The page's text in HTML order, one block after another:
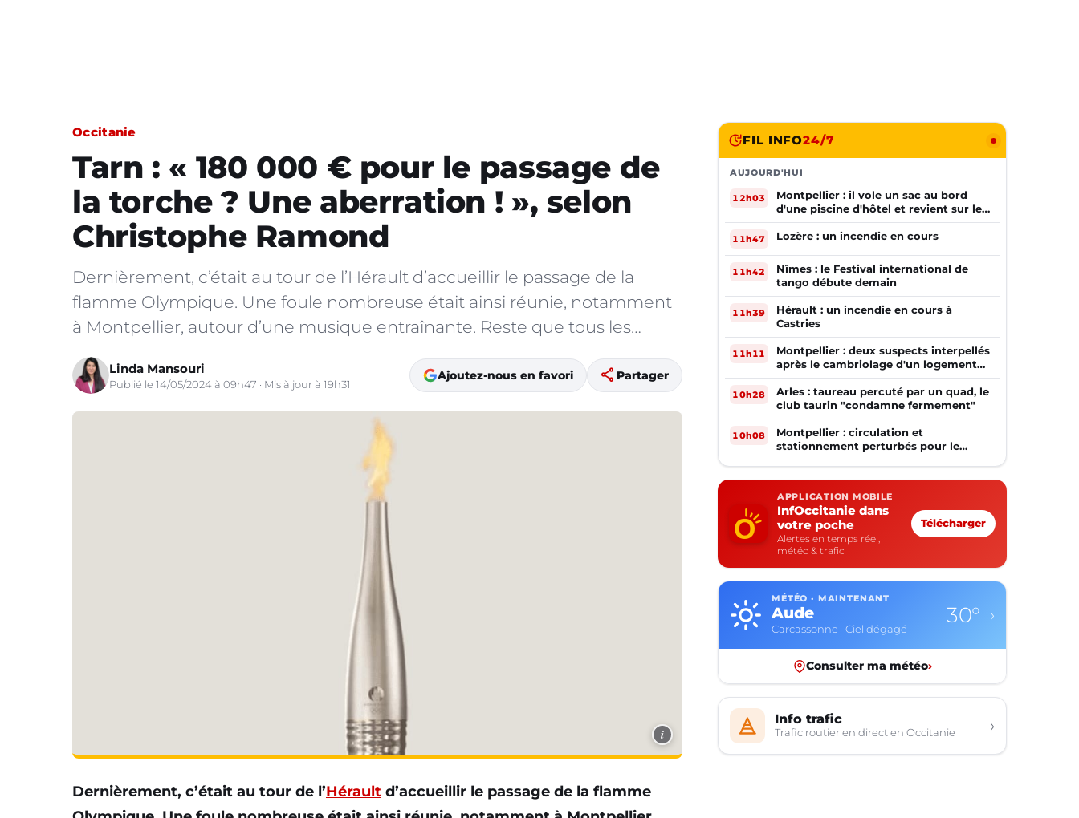
Occitanie
Tarn : « 180 000 € pour le passage de
la torche ? Une aberration ! », selon
Christophe Ramond
Dernièrement, c’était au tour de l’Hérault d’accueillir le passage de la
flamme Olympique. Une foule nombreuse était ainsi réunie, notamment
à Montpellier, autour d’une musique entraînante. Reste que tous les…
Linda Mansouri
Publié le 14/05/2024 à 09h47 · Mis à jour à 19h31
Ajoutez-nous en favori share Partager
i
Dernièrement, c’était au tour de l’Hérault d’accueillir le passage de la flamme
FIL INFO24/7
AUJOURD'HUI
12h03
Montpellier : il vole un sac au bord
d'une piscine d'hôtel et revient sur les
lieux le lendemain
11h47 Lozère : un incendie en cours
11h42
Nîmes : le Festival international de
tango débute demain
11h39
Hérault : un incendie en cours à
Castries
11h11
Montpellier : deux suspects interpellés
après le cambriolage d'un logement
occupé
10h28
Arles : taureau percuté par un quad, le
club taurin "condamne fermement"
10h08
Montpellier : circulation et
stationnement perturbés pour le
APPLICATION MOBILE
InfOccitanie dans
votre poche
Alertes en temps réel,
météo & trafic
Télécharger
MÉTÉO · MAINTENANT
Aude
Carcassonne · Ciel dégagé
30° ›
Consulter ma météo›
Info trafic
Trafic routier en direct en Occitanie ›